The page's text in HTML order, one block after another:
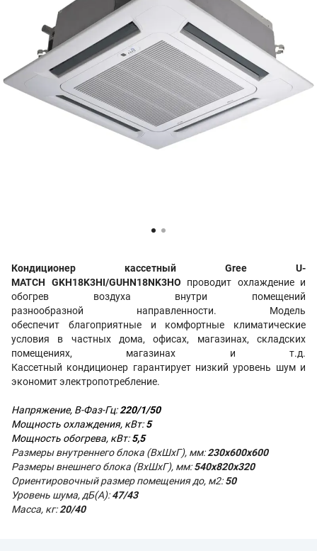
Кондиционер кассетный Gree U-
MATCH GKH18K3HI/GUHN18NK3HO проводит охлаждение и
обогрев воздуха внутри помещений
разнообразной направленности. Модель
обеспечит благоприятные и комфортные климатические
условия в частных дома, офисах, магазинах, складских
помещениях, магазинах и т.д.
Кассетный кондиционер гарантирует низкий уровень шум и
экономит электропотребление.
Напряжение, В-Фаз-Гц:220/1/50
Мощность охлаждения, кВт:5
Мощность обогрева, кВт:5,5
Размеры внутреннего блока (ВхШхГ), мм:230х600x600
Размеры внешнего блока (ВхШхГ), мм: 540х820х320
Ориентировочный размер помещения до, м2:50
Уровень шума, дБ(А): 47/43
Масса, кг:20/40